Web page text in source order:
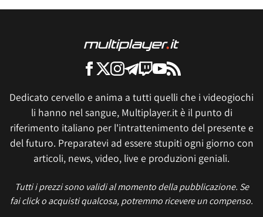
Dedicato cervello e anima a tutti quelli che i videogiochi
li hanno nel sangue, Multiplayer.it è il punto di
riferimento italiano per l'intrattenimento del presente e
del futuro. Preparatevi ad essere stupiti ogni giorno con
articoli, news, video, live e produzioni geniali.
Tutti i prezzi sono validi al momento della pubblicazione. Se
fai click o acquisti qualcosa, potremmo ricevere un compenso.